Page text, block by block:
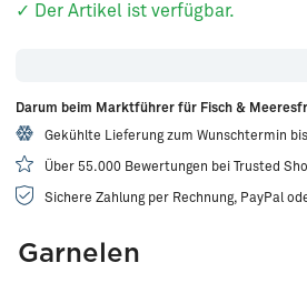
✓ Der Artikel ist verfügbar.
Darum beim Marktführer für Fisch &
Gekühlte Lieferung zum Wunschtermin
Über 55.000 Bewertungen bei Trusted
Sichere Zahlung per Rechnung, PayPal
Garnelen